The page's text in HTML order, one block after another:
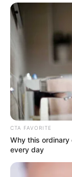
CTA FAVORITE
Why this
every day